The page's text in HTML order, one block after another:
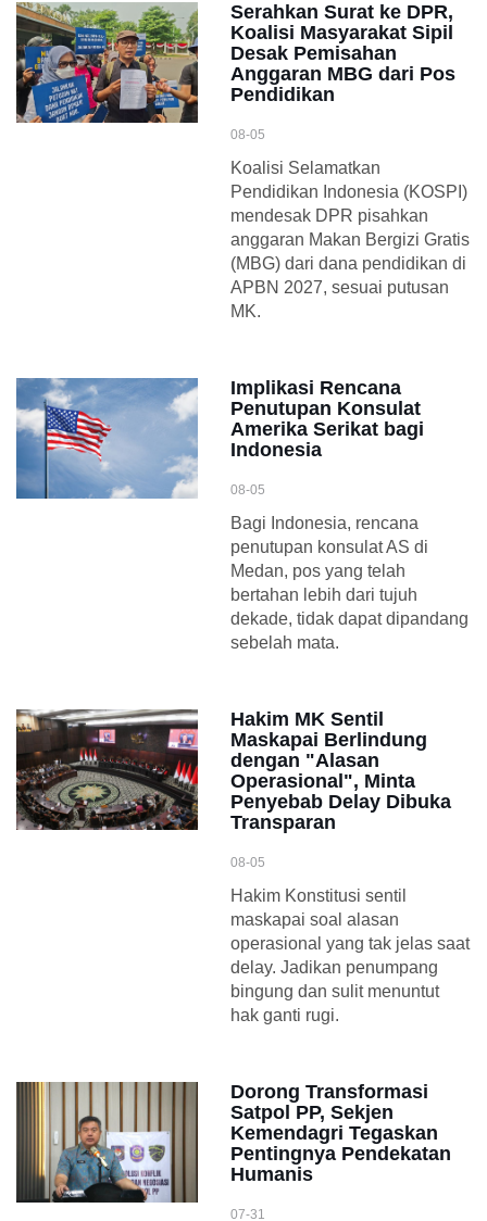
Serahkan Surat ke DPR,
Koalisi Masyarakat Sipil
Desak Pemisahan
Anggaran MBG dari Pos
Pendidikan
08-05
Koalisi Selamatkan
Pendidikan Indonesia (KOSPI)
mendesak DPR pisahkan
anggaran Makan Bergizi Gratis
(MBG) dari dana pendidikan di
APBN 2027, sesuai putusan
MK.
Implikasi Rencana
Penutupan Konsulat
Amerika Serikat bagi
Indonesia
08-05
Bagi Indonesia, rencana
penutupan konsulat AS di
Medan, pos yang telah
bertahan lebih dari tujuh
dekade, tidak dapat dipandang
sebelah mata.
Hakim MK Sentil
Maskapai Berlindung
dengan "Alasan
Operasional", Minta
Penyebab Delay Dibuka
Transparan
08-05
Hakim Konstitusi sentil
maskapai soal alasan
operasional yang tak jelas saat
delay. Jadikan penumpang
bingung dan sulit menuntut
hak ganti rugi.
Dorong Transformasi
Satpol PP, Sekjen
Kemendagri Tegaskan
Pentingnya Pendekatan
Humanis
07-31